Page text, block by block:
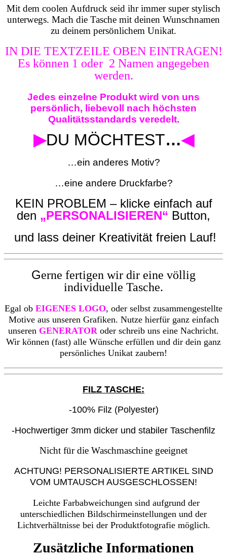
Mit dem coolen Aufdruck seid ihr immer super stylisch
unterwegs. Mach die Tasche mit deinen Wunschnamen
zu deinem persönlichem Unikat.
IN DIE TEXTZEILE OBEN EINTRAGEN!
Es können 1 oder 2 Namen angegeben
werden.
Jedes einzelne Produkt wird von uns
persönlich, liebevoll nach höchsten
Qualitätsstandards veredelt.
▶DU MÖCHTEST…◀
…ein anderes Motiv?
…eine andere Druckfarbe?
KEIN PROBLEM – klicke einfach auf
den „PERSONALISIEREN“ Button,
und lass deiner Kreativität freien Lauf!
Gerne fertigen wir dir eine völlig
individuelle Tasche.
Egal ob EIGENES LOGO, oder selbst zusammengestellte
Motive aus unseren Grafiken. Nutze hierfür ganz einfach
unseren GENERATOR oder schreib uns eine Nachricht.
Wir können (fast) alle Wünsche erfüllen und dir dein ganz
persönliches Unikat zaubern!
FILZ TASCHE:
-100% Filz (Polyester)
-Hochwertiger 3mm dicker und stabiler Taschenfilz
Nicht für die Waschmaschine geeignet
ACHTUNG! PERSONALISIERTE ARTIKEL SIND
VOM UMTAUSCH AUSGESCHLOSSEN!
Leichte Farbabweichungen sind aufgrund der
unterschiedlichen Bildschirmeinstellungen und der
Lichtverhältnisse bei der Produktfotografie möglich.
Zusätzliche Informationen